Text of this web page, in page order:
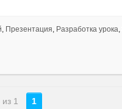
, Презентация, Разработка урока,
1 1